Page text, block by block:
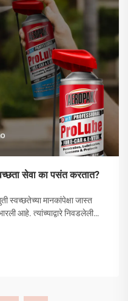
सेवा का पसंत करतात?
स्वच्छतेच्या मानकांपेक्षा जास्त
आहे. त्यांच्याद्वारे निवडलेली